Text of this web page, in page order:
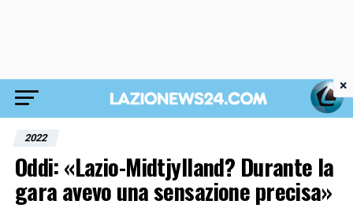
2022
Oddi: «Lazio-Midtjylland? Durante la
gara avevo una sensazione precisa»
×